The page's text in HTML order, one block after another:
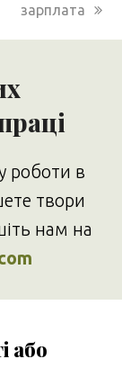
зарплата
роботи в
твори
нам на
або